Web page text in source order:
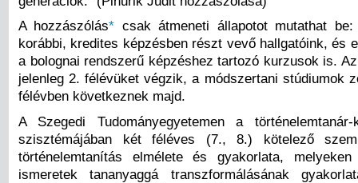
A hozzászólás* csak átmeneti állapotot mutathat
korábbi, kredites képzésben részt vevő hallgatóink, és
a bolognai rendszerű képzéshez tartozó kurzusok is.
jelenleg 2. félévüket végzik, a módszertani stúdiumok
félévben következnek majd.
A Szegedi Tudományegyetemen a
szisztémájában két féléves (7., 8.) kötelező
történelemtanítás elmélete és gyakorlata,
ismeretek tananyaggá transzformálásának